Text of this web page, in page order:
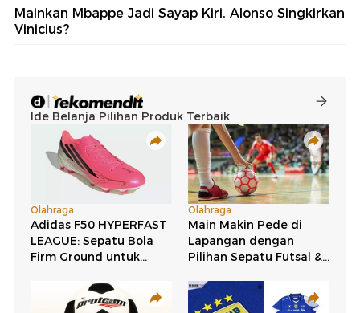
Mainkan Mbappe Jadi Sayap Kiri, Alonso Singkirkan
Vinicius?